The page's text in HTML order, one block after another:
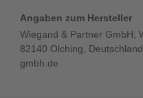
Angaben zum Hersteller
Wiegand & Partner GmbH,
82140 Olching,
gmbh.de